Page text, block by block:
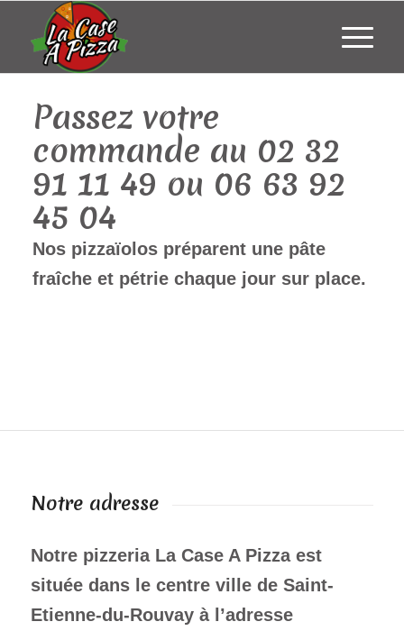
Passez votre
commande au 02 32
91 11 49 ou 06 63 92
45 04
Nos pizzaïolos préparent une pâte
fraîche et pétrie chaque jour sur place.
Notre adresse
Notre pizzeria La Case A Pizza est
située dans le centre ville de Saint-
Etienne-du-Rouvay à l’adresse